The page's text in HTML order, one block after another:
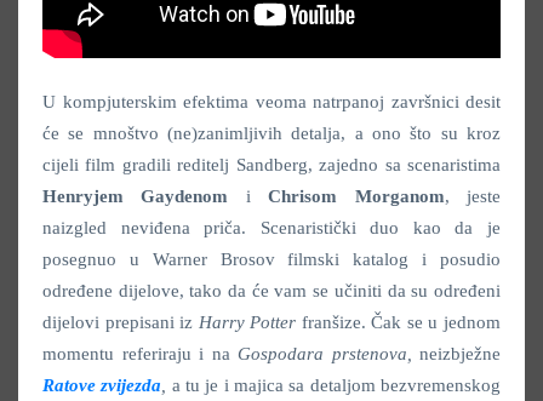
U kompjuterskim efektima veoma natrpanoj završnici desit
će se mnoštvo (ne)zanimljivih detalja, a ono što su kroz
cijeli film gradili reditelj Sandberg, zajedno sa scenaristima
Henryjem Gaydenom iChrisom Morganom, jeste
naizgled neviđena priča. Scenaristički duo kao da je
posegnuo u Warner Brosov filmski katalog i posudio
određene dijelove, tako da će vam se učiniti da su određeni
dijelovi prepisani iz Harry Potter franšize. Čak se u jednom
momentu referiraju i na Gospodara prstenova, neizbježne
Ratove zvijezda
a tu je i majica sa detaljom bezvremenskog